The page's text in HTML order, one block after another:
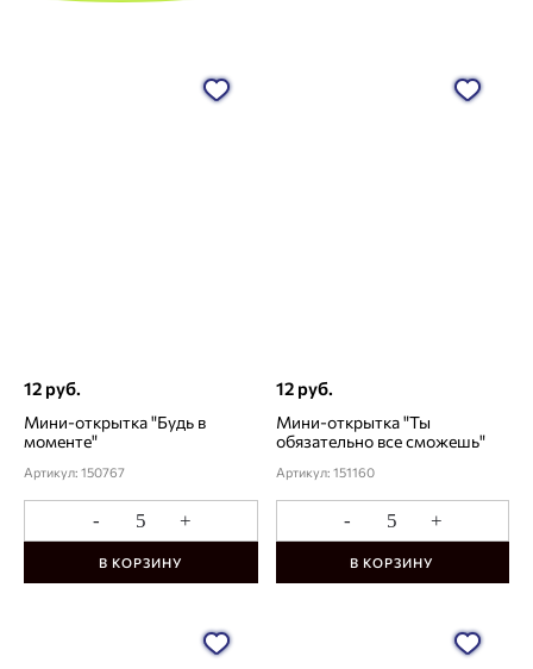
12 руб.
Мини-открытка "Будь в
моменте"
Артикул: 150767
- +
В КОРЗИНУ
12 руб.
Мини-открытка "Ты
обязательно все сможешь"
Артикул: 151160
- +
В КОРЗИНУ